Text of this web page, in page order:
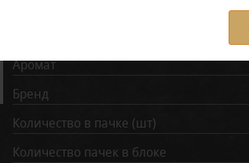
Аромат
Бренд
Количество в пачке (шт)
Количество пачек в блоке